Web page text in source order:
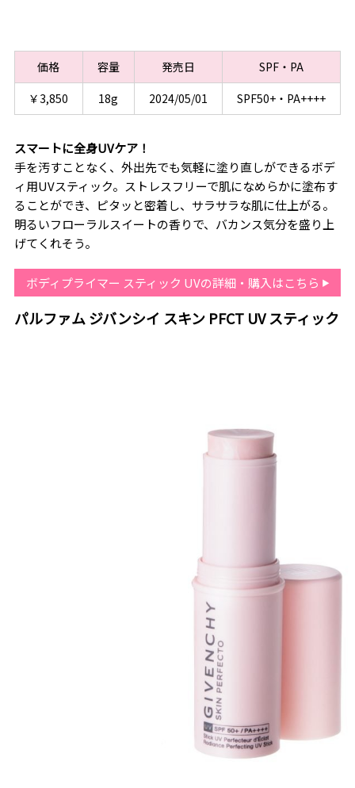
価格 容量 発売日
SPF・PA
￥3,850
18g 2024/05/01 SPF50+・PA++++
スマートに全身UVケア！
手を汚すことなく、外出先でも気軽に塗り直しができるボデ
ィ用UVスティック。ストレスフリーで肌になめらかに塗布す
ることができ、ピタッと密着し、サラサラな肌に仕上がる。
明るいフローラルスイートの香りで、バカンス気分を盛り上
げてくれそう。
ボディプライマー スティック UVの詳細・購入はこちら
パルファム ジバンシイ スキン PFCT UV スティック